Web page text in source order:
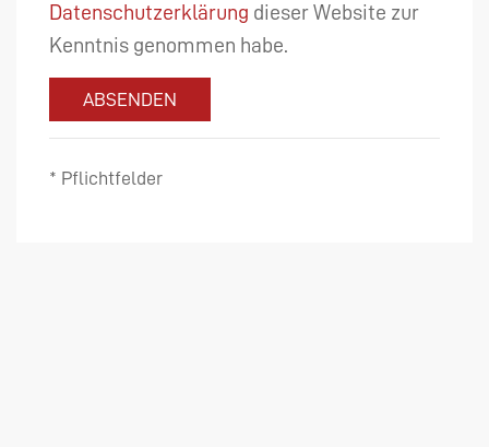
Datenschutzerklärung dieser Website zur
Kenntnis genommen habe.
ABSENDEN
* Pflichtfelder